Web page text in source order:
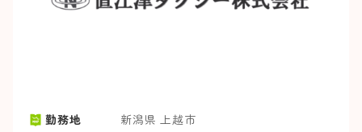
勤務地
新潟県 上越市